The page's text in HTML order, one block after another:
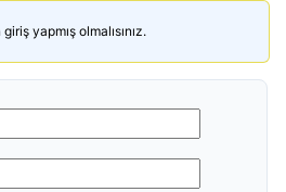
yapmış olmalısınız.